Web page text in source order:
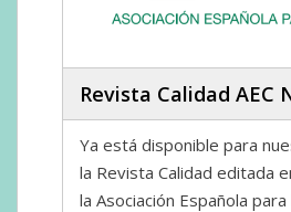
Revista Calidad AEC
Ya está disponible para
la Revista Calidad editada
la Asociación Española para